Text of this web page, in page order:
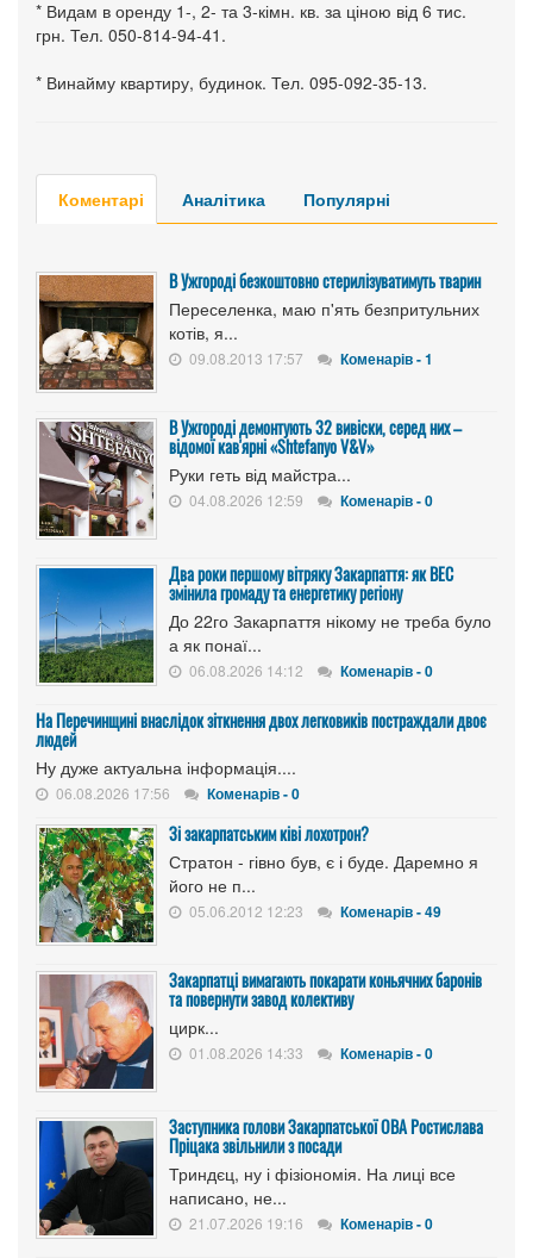
* Видам в оренду 1-, 2- та 3-кімн. кв. за ціною від 6 тис.
грн. Тел. 050-814-94-41.
* Винайму квартиру, будинок. Тел. 095-092-35-13.
Коментарі Аналітика Популярні
В Ужгороді безкоштовно стерилізуватимуть тварин
Переселенка, маю п'ять безпритульних
котів, я...
09.08.2013 17:57 Коменарів - 1
В Ужгороді демонтують 32 вивіски, серед них –
відомої кав'ярні «Shtefanyo V&V»
Руки геть від майстра...
04.08.2026 12:59 Коменарів - 0
Два роки першому вітряку Закарпаття: як ВЕС
змінила громаду та енергетику регіону
До 22го Закарпаття нікому не треба було
а як понаї...
06.08.2026 14:12 Коменарів - 0
На Перечинщині внаслідок зіткнення двох легковиків постраждали двоє
людей
Ну дуже актуальна інформація....
06.08.2026 17:56 Коменарів - 0
Зі закарпатським ківі лохотрон?
Стратон - гівно був, є і буде. Даремно я
його не п...
05.06.2012 12:23 Коменарів - 49
Закарпатці вимагають покарати коньячних баронів
та повернути завод колективу
цирк...
01.08.2026 14:33 Коменарів - 0
Заступника голови Закарпатської ОВА Ростислава
Пріцака звільнили з посади
Триндєц, ну і фізіономія. На лиці все
написано, не...
21.07.2026 19:16 Коменарів - 0